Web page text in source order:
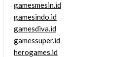
gamesmesin.id
gamesindo.id
gamesdiva.id
gamessuper.id
herogames.id